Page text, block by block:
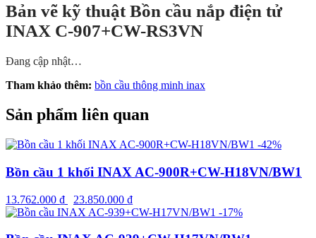
Bản vẽ kỹ thuật Bồn cầu nắp điện tử
INAX C-907+CW-RS3VN
Đang cập nhật…
Tham khảo thêm: bồn cầu thông minh inax
Sản phẩm liên quan
-42%
Bồn cầu 1 khối INAX AC-900R+CW-H18VN/BW1
13.762.000 ₫ 23.850.000 ₫
-17%